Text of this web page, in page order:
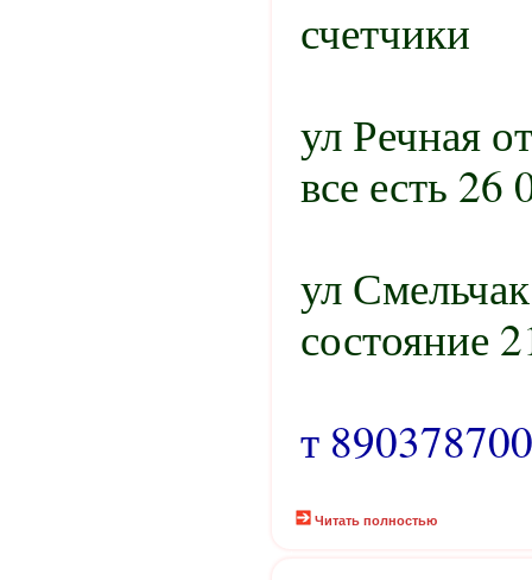
счетчики
ул Речная
все есть 26
ул
состояние
т
Читать полностью